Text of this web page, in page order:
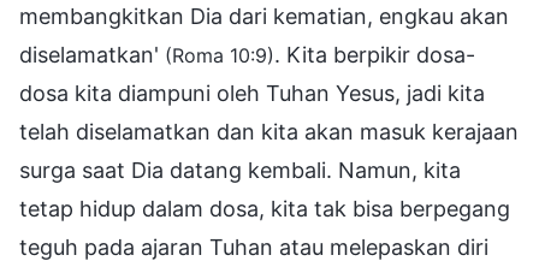
membangkitkan Dia dari kematian, engkau akan
diselamatkan' (Roma 10:9). Kita berpikir dosa-
dosa kita diampuni oleh Tuhan Yesus, jadi kita
telah diselamatkan dan kita akan masuk kerajaan
surga saat Dia datang kembali. Namun, kita
tetap hidup dalam dosa, kita tak bisa berpegang
teguh pada ajaran Tuhan atau melepaskan diri